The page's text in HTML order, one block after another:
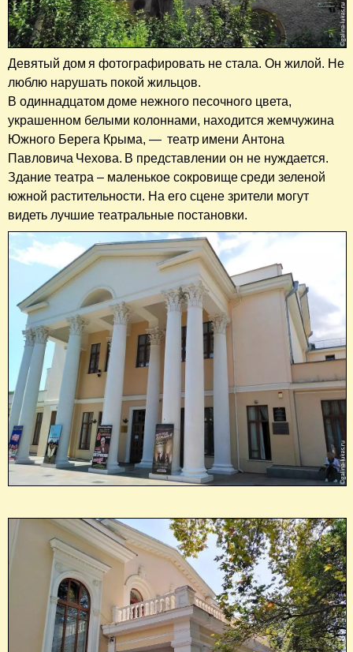
Девятый дом я фотографировать не стала. Он жилой. Не
люблю нарушать покой жильцов.
В одиннадцатом доме нежного песочного цвета,
украшенном белыми колоннами, находится жемчужина
Южного Берега Крыма, — театр имени Антона
Павловича Чехова. В представлении он не нуждается.
Здание театра – маленькое сокровище среди зеленой
южной растительности. На его сцене зрители могут
видеть лучшие театральные постановки.